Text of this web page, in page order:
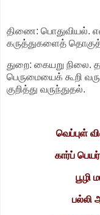
திணை: பொதுவியல்.
கருத்துகளைத்
துறை: கையறு
பெருமையைக் கூறி
குறித்து வருந்துதல்.
வெப்புள்
கார்ப்
பூழி
பல்லி